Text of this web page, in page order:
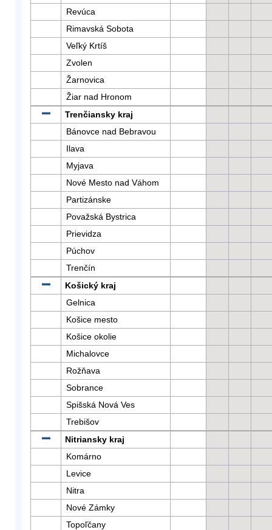
Revúca
Rimavská Sobota
Veľký Krtíš
Zvolen
Žarnovica
Žiar nad Hronom
Trenčiansky kraj
Bánovce nad Bebravou
Ilava
Myjava
Nové Mesto nad Váhom
Partizánske
Považská Bystrica
Prievidza
Púchov
Trenčín
Košický kraj
Gelnica
Košice mesto
Košice okolie
Michalovce
Rožňava
Sobrance
Spišská Nová Ves
Trebišov
Nitriansky kraj
Komárno
Levice
Nitra
Nové Zámky
Topoľčany